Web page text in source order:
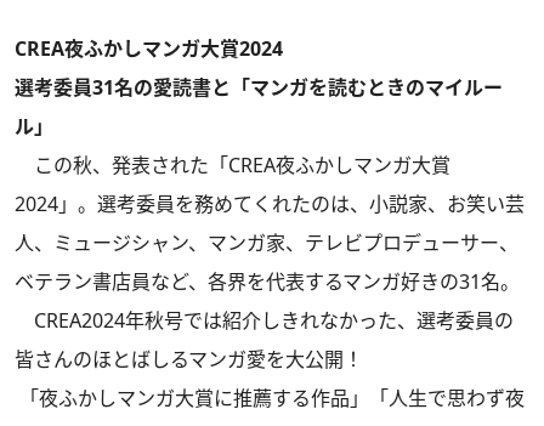
CREA夜ふかしマンガ大賞2024
選考委員31名の愛読書と「マンガを読むときのマイルー
ル」
この秋、発表された「CREA夜ふかしマンガ大賞
2024」。選考委員を務めてくれたのは、小説家、お笑い芸
人、ミュージシャン、マンガ家、テレビプロデューサー、
ベテラン書店員など、各界を代表するマンガ好きの31名。
CREA2024年秋号では紹介しきれなかった、選考委員の
皆さんのほとばしるマンガ愛を大公開！
「夜ふかしマンガ大賞に推薦する作品」「人生で思わず夜